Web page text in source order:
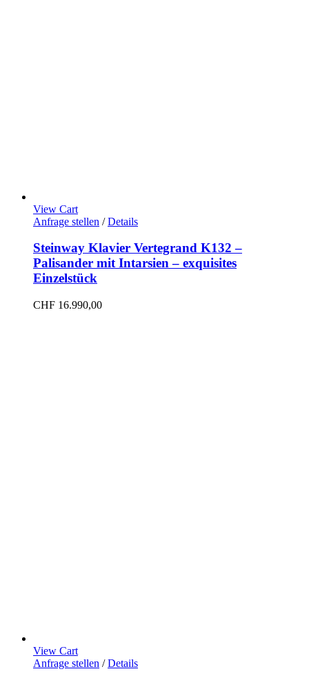
View Cart
Anfrage stellen / Details
Steinway Klavier Vertegrand K132 –
Palisander mit Intarsien – exquisites
Einzelstück
CHF 16.990,00
View Cart
Anfrage stellen / Details